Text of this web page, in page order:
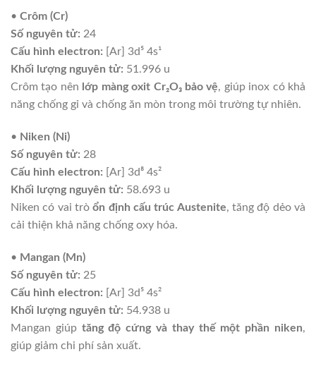
• Crôm (Cr)
Số nguyên tử: 24
Cấu hình electron: [Ar] 3d⁵ 4s¹
Khối lượng nguyên tử: 51.996 u
Crôm tạo nên lớp màng oxit Cr₂O₃ bảo vệ, giúp inox có khả
năng chống gỉ và chống ăn mòn trong môi trường tự nhiên.
• Niken (Ni)
Số nguyên tử: 28
Cấu hình electron: [Ar] 3d⁸ 4s²
Khối lượng nguyên tử: 58.693 u
Niken có vai tròổn định cấu trúc Austenite, tăng độ dẻo và
cải thiện khả năng chống oxy hóa.
• Mangan (Mn)
Số nguyên tử: 25
Cấu hình electron: [Ar] 3d⁵ 4s²
Khối lượng nguyên tử: 54.938 u
Mangan giúp tăng độ cứng và thay thế một phần niken,
giúp giảm chi phí sản xuất.